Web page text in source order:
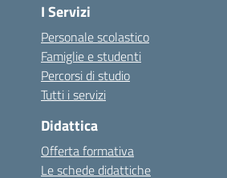
I Servizi
Personale scolastico
Famiglie e studenti
Percorsi di studio
Tutti i servizi
Didattica
Offerta formativa
Le schede didattiche